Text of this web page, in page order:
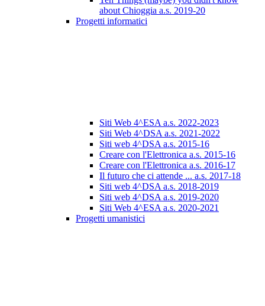
about Chioggia a.s. 2019-20
Progetti informatici
Siti Web 4^ESA a.s. 2022-2023
Siti Web 4^DSA a.s. 2021-2022
Siti web 4^DSA a.s. 2015-16
Creare con l'Elettronica a.s. 2015-16
Creare con l'Elettronica a.s. 2016-17
Il futuro che ci attende ... a.s. 2017-18
Siti web 4^DSA a.s. 2018-2019
Siti web 4^DSA a.s. 2019-2020
Siti Web 4^ESA a.s. 2020-2021
Progetti umanistici